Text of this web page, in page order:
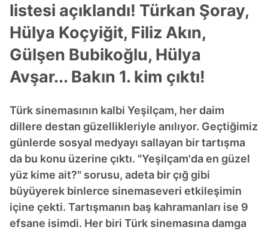
listesi açıklandı! Türkan Şoray,
Hülya Koçyiğit, Filiz Akın,
Gülşen Bubikoğlu, Hülya
Avşar... Bakın 1. kim çıktı!
Türk sinemasının kalbi Yeşilçam, her daim
dillere destan güzellikleriyle anılıyor. Geçtiğimiz
günlerde sosyal medyayı sallayan bir tartışma
da bu konu üzerine çıktı. "Yeşilçam'da en güzel
yüz kime ait?" sorusu, adeta bir çığ gibi
büyüyerek binlerce sinemaseveri etkileşimin
içine çekti. Tartışmanın baş kahramanları ise 9
efsane isimdi. Her biri Türk sinemasına damga